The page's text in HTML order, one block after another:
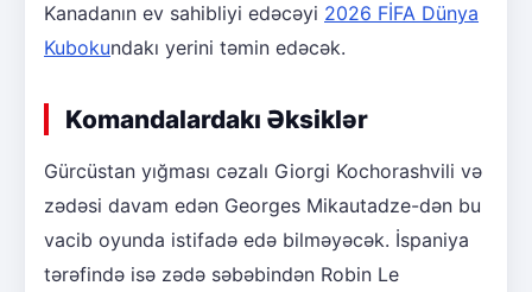
Kanadanın ev sahibliyi edəcəyi 2026 FİFA Dünya
Kubokundakı yerini təmin edəcək.
Komandalardakı Əksiklər
Gürcüstan yığması cəzalı Giorgi Kochorashvili və
zədəsi davam edən Georges Mikautadze-dən bu
vacib oyunda istifadə edə bilməyəcək. İspaniya
tərəfində isə zədə səbəbindən Robin Le